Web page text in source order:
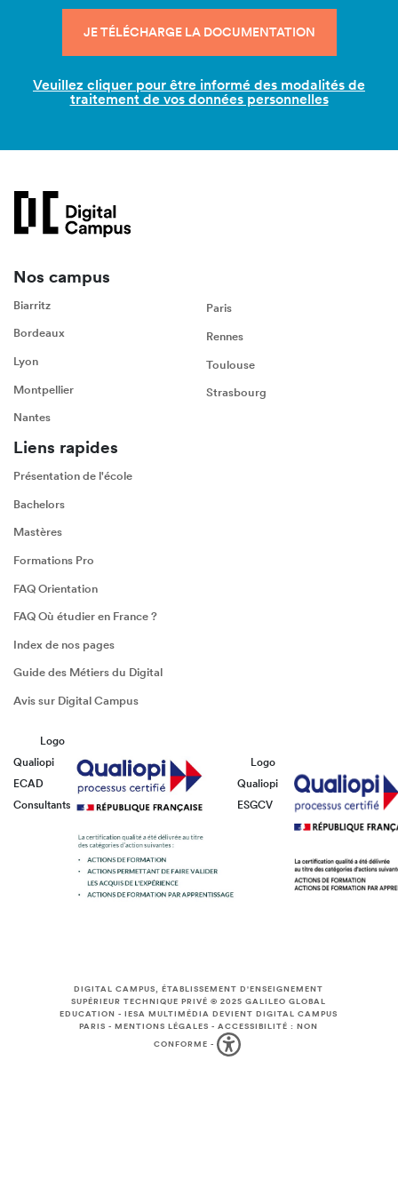
Veuillez cliquer pour être informé des modalités de
traitement de vos données personnelles
Nos campus
Biarritz
Bordeaux
Lyon
Montpellier
Nantes
Paris
Rennes
Toulouse
Strasbourg
Liens rapides
Présentation de l'école
Bachelors
Mastères
Formations Pro
FAQ Orientation
FAQ Où étudier en France ?
Index de nos pages
Guide des Métiers du Digital
Avis sur Digital Campus
Logo
Qualiopi
ECAD
Consultants
Logo
Qualiopi
ESGCV
DIGITAL CAMPUS, ÉTABLISSEMENT D'ENSEIGNEMENT
SUPÉRIEUR TECHNIQUE PRIVÉ © 2025GALILEO GLOBAL
EDUCATION -IESA MULTIMÉDIA DEVIENT DIGITAL CAMPUS
PARIS -MENTIONS LÉGALES -ACCESSIBILITÉ : NON
CONFORME -